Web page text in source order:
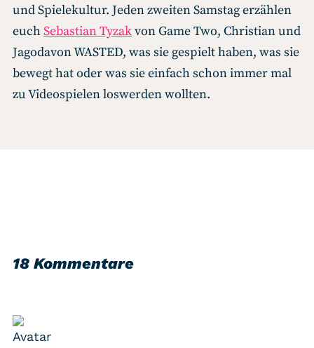
und Spielekultur. Jeden zweiten Samstag erzählen
euchSebastian Tyzakvon Game Two, Christian und
Jagodavon WASTED, was sie gespielt haben, was sie
bewegt hat oder was sie einfach schon immer mal
zu Videospielen loswerden wollten.
18 Kommentare